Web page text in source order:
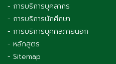
- การบริการบุคลากร
- การบริการนักศึกษา
- การบริการบุคคลภายนอก
- หลักสูตร
- Sitemap